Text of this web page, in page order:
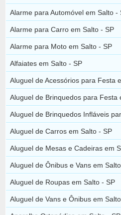
Alarme para Automóvel em Salto -
Alarme para Carro em Salto - SP
Alarme para Moto em Salto - SP
Alfaiates em Salto - SP
Aluguel de Acessórios para Festa
Aluguel de Brinquedos para Festa
Aluguel de Brinquedos Infláveis
Aluguel de Carros em Salto - SP
Aluguel de Mesas e Cadeiras em
Aluguel de Ônibus e Vans em
Aluguel de Roupas em Salto - SP
Aluguel de Vans e Ônibus em